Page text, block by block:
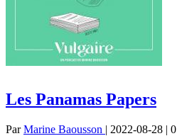
Les Panamas Papers
ParMarine Baousson | 2022-08-28 | 0